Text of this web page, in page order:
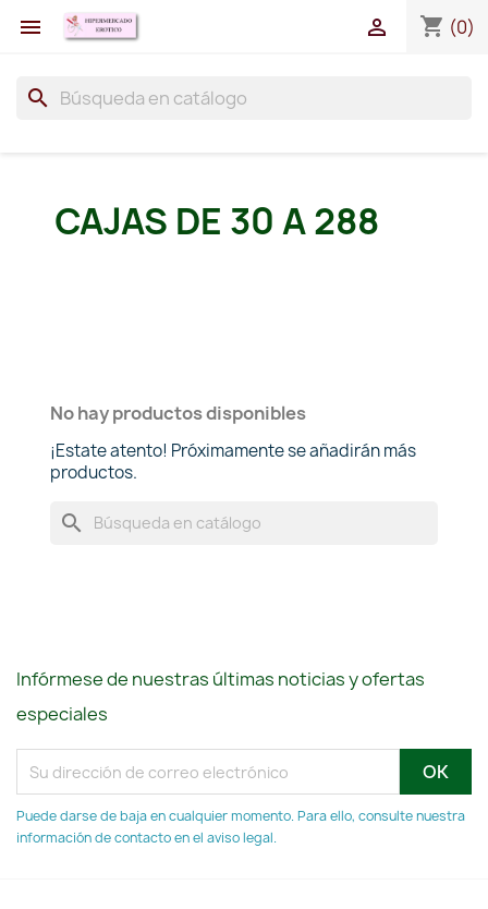
 shopping_cart (0)

search
CAJAS DE 30 A 288
No hay productos disponibles
¡Estate atento! Próximamente se añadirán más
productos.
search
Infórmese de nuestras últimas noticias y ofertas
especiales
Puede darse de baja en cualquier momento. Para ello, consulte nuestra
información de contacto en el aviso legal.